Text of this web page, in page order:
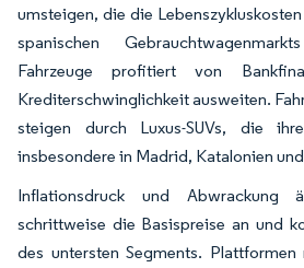
umsteigen, die die
spanischen
Fahrzeuge profitiert von
Krediterschwinglichkeit ausweiten.
steigen durch Luxus-SUVs, die
insbesondere in Madrid, Katalonien
Inflationsdruck und Abwrackung
schrittweise die Basispreise an und
des untersten Segments.